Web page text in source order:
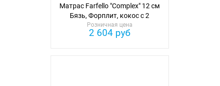
Матрас Farfello "Complex" 12 см
Бязь, Форплит, кокос с 2
сторон
Розничная цена
2 604 руб